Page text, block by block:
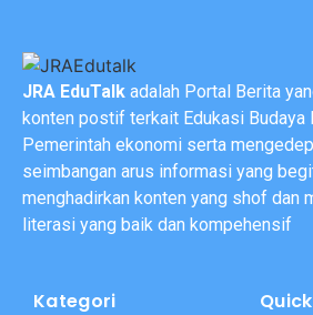
JRA EduTalk adalah Portal Berita
konten postif terkait Edukasi Budaya
Pemerintah ekonomi serta
seimbangan arus informasi yang
menghadirkan konten yang shof dan
literasi yang baik dan kompehensif
Kategori